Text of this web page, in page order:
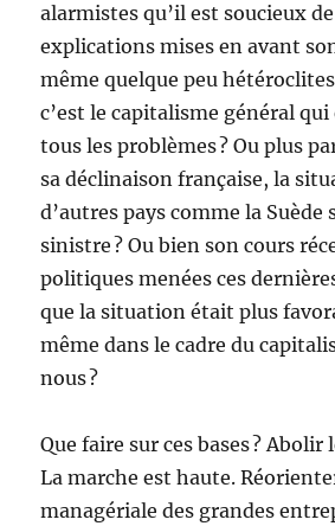
alarmistes qu’il est soucieux
explications mises en avant
même quelque peu
c’est le capitalisme général qui
tous les problèmes ? Ou plus
sa déclinaison française, la
d’autres pays comme la
sinistre ? Ou bien son cours
politiques menées ces
que la situation était plus
même dans le cadre du
nous ?
Que faire sur ces bases ? Abolir
La marche est haute.
managériale des grandes